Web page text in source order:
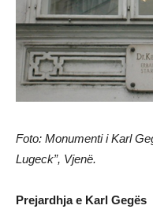
Foto: Monumenti i Karl
Lugeck”, Vjenë.
Prejardhja e Karl Gegës